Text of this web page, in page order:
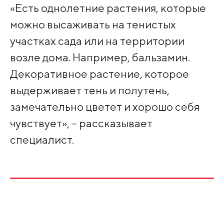
«Есть однолетние растения, которые
можно высаживать на тенистых
участках сада или на территории
возле дома. Например, бальзамин.
Декоративное растение, которое
выдерживает тень и полутень,
замечательно цветет и хорошо себя
чувствует», – рассказывает
специалист.